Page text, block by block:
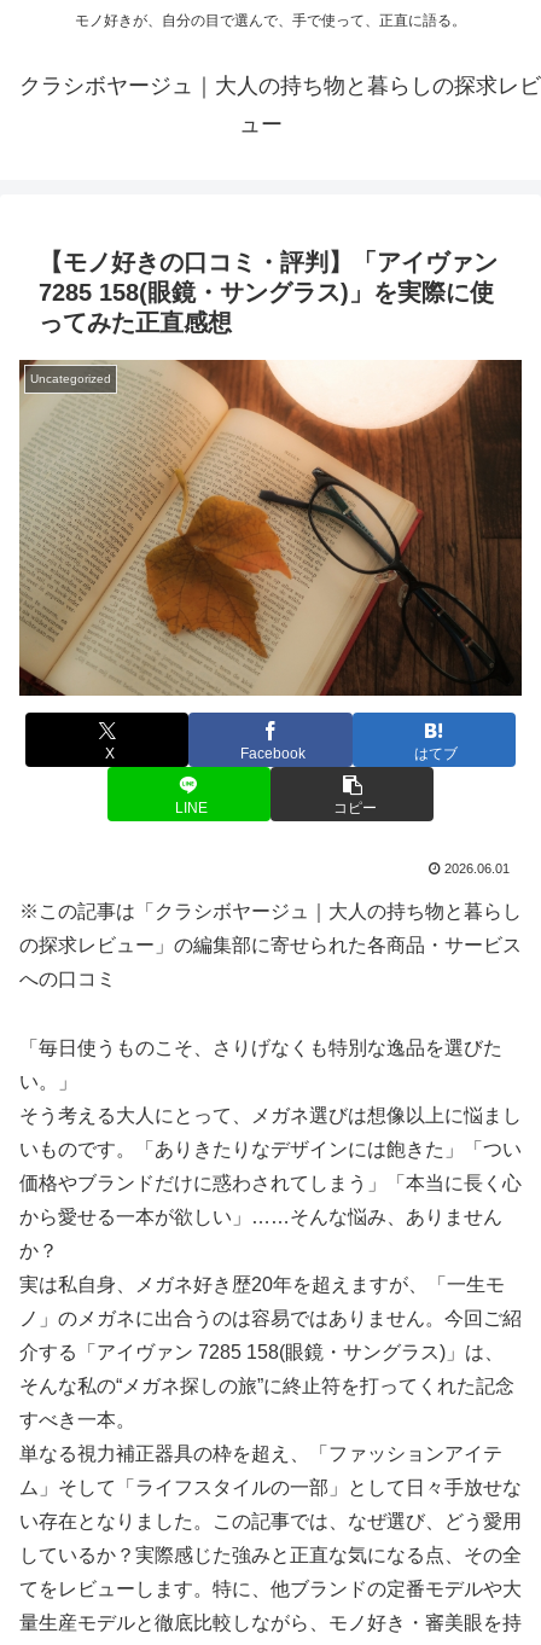
モノ好きが、自分の目で選んで、手で使って、正直に語る。
クラシボヤージュ｜大人の持ち物と暮らしの探求レビ
ュー
【モノ好きの口コミ・評判】「アイヴァン
7285 158(眼鏡・サングラス)」を実際に使
ってみた正直感想
Uncategorized
X Facebook はてブ
LINE コピー
2026.06.01
※この記事は「クラシボヤージュ｜大人の持ち物と暮らし
の探求レビュー」の編集部に寄せられた各商品・サービス
への口コミ
「毎日使うものこそ、さりげなくも特別な逸品を選びた
い。」
そう考える大人にとって、メガネ選びは想像以上に悩まし
いものです。「ありきたりなデザインには飽きた」「つい
価格やブランドだけに惑わされてしまう」「本当に長く心
から愛せる一本が欲しい」……そんな悩み、ありません
か？
実は私自身、メガネ好き歴20年を超えますが、「一生モ
ノ」のメガネに出合うのは容易ではありません。今回ご紹
介する「アイヴァン 7285 158(眼鏡・サングラス)」は、
そんな私の“メガネ探しの旅”に終止符を打ってくれた記念
すべき一本。
単なる視力補正器具の枠を超え、「ファッションアイテ
ム」そして「ライフスタイルの一部」として日々手放せな
い存在となりました。この記事では、なぜ選び、どう愛用
しているか？実際感じた強みと正直な気になる点、その全
てをレビューします。特に、他ブランドの定番モデルや大
量生産モデルと徹底比較しながら、モノ好き・審美眼を持